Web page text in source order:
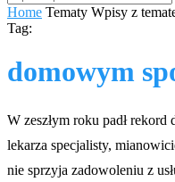
Home Tematy Wpisy z
Tag:
domowym
W zeszłym roku padł
lekarza specjalisty,
nie sprzyja zadowoleniu z